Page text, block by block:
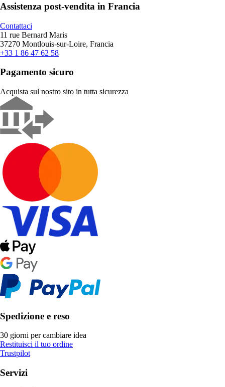
Assistenza post-vendita in Francia
Contattaci
11 rue Bernard Maris
37270 Montlouis-sur-Loire, Francia
+33 1 86 47 62 58
Pagamento sicuro
Acquista sul nostro sito in tutta sicurezza
Spedizione e reso
30 giorni per cambiare idea
Restituisci il tuo ordine
Trustpilot
Servizi